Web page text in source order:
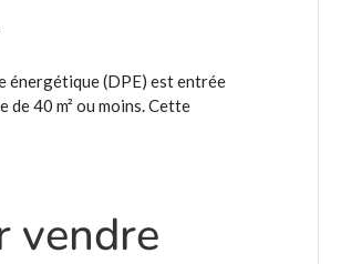
énergétique (DPE) est entrée
40 m² ou moins. Cette
vendre